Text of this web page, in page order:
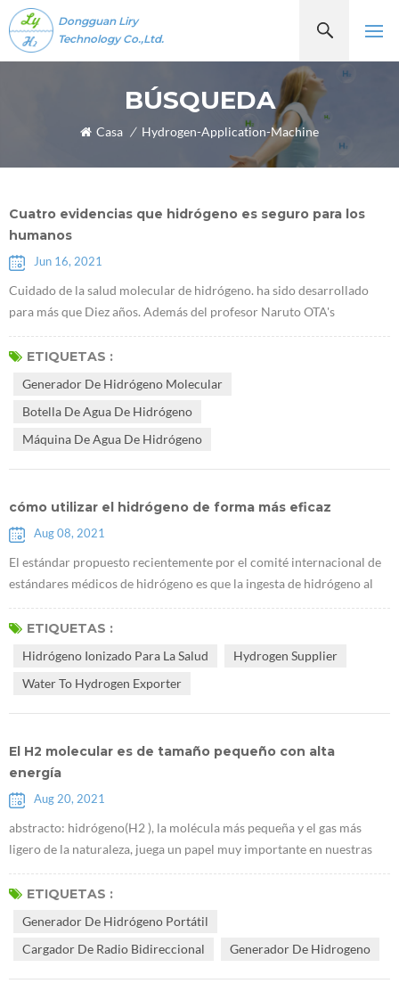
Dongguan Liry
Technology Co.,Ltd.
BÚSQUEDA
Casa / Hydrogen-Application-Machine
Cuatro evidencias que hidrógeno es seguro para los
humanos
Jun 16, 2021
Cuidado de la salud molecular de hidrógeno. ha sido desarrollado
para más que Diez años. Además del profesor Naruto OTA's
descubrimiento de que Moléculas de hidrógenoTienen propiedades
antioxidantes selectivas en 2007, algunos académicos han
ciertos citoquinas. A medi...
ETIQUETAS :
Generador De Hidrógeno Molecular
Botella De Agua De Hidrógeno
Máquina De Agua De Hidrógeno
cómo utilizar el hidrógeno de forma más eficaz
Aug 08, 2021
El estándar propuesto recientemente por el comité internacional de
estándares médicos de hidrógeno es que la ingesta de hidrógeno al
beber Rico agua hidrogenada debe tener una concentración de
hidrógeno de no menos de 0,5 ppm y al menos 0,5 mg por persona
con hidrógen...
ETIQUETAS :
Hidrógeno Ionizado Para La Salud
Hydrogen Supplier
Water To Hydrogen Exporter
El H2 molecular es de tamaño pequeño con alta
energía
Aug 20, 2021
abstracto: hidrógeno(H2 ), la molécula más pequeña y el gas más
ligero de la naturaleza, juega un papel muy importante en nuestras
vidas.tiene importantes efectos preventivos y terapéuticos sobre
diversas enfermedades del cuerpo humano.este artículo describe la
H2, ...
ETIQUETAS :
Generador De Hidrógeno Portátil
Cargador De Radio Bidireccional
Generador De Hidrogeno